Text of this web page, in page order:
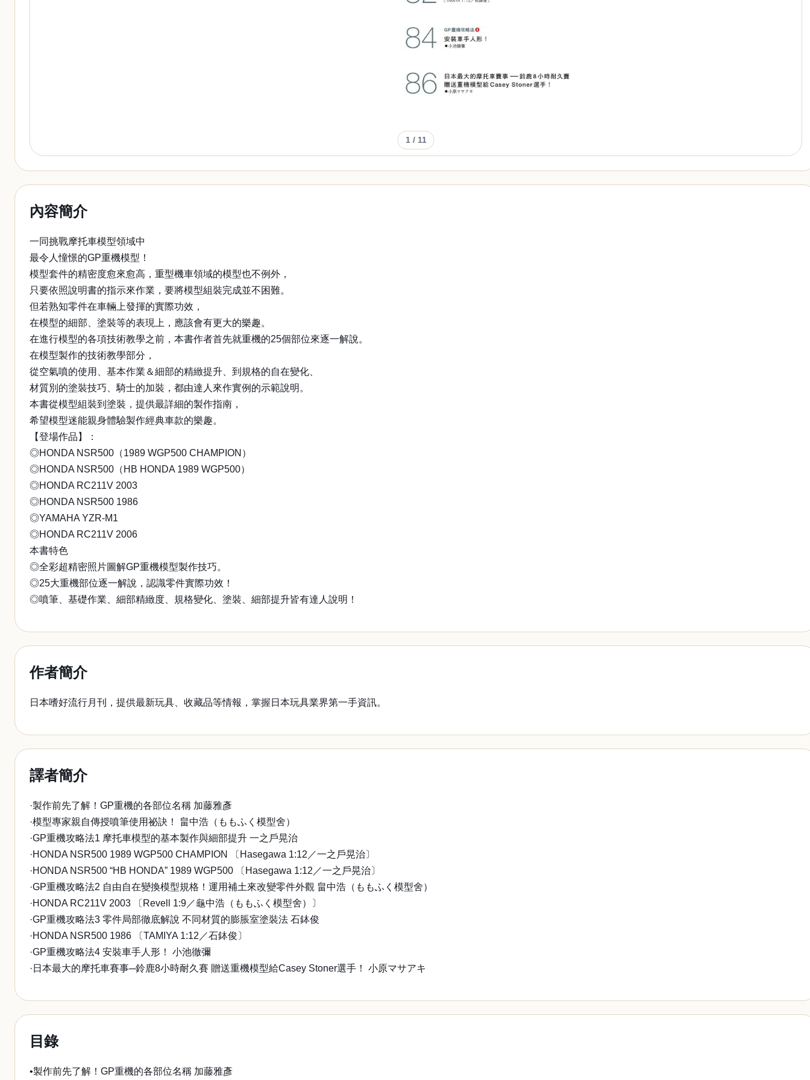
1/ 11
內容簡介
一同挑戰摩托車模型領域中
最令人憧憬的GP重機模型！
模型套件的精密度愈來愈高，重型機車領域的模型也不例外，
只要依照說明書的指示來作業，要將模型組裝完成並不困難。
但若熟知零件在車輛上發揮的實際功效，
在模型的細部、塗裝等的表現上，應該會有更大的樂趣。
在進行模型的各項技術教學之前，本書作者首先就重機的25個部位來逐一解說。
在模型製作的技術教學部分，
從空氣噴的使用、基本作業＆細部的精緻提升、到規格的自在變化、
材質別的塗裝技巧、騎士的加裝，都由達人來作實例的示範說明。
本書從模型組裝到塗裝，提供最詳細的製作指南，
希望模型迷能親身體驗製作經典車款的樂趣。
【登場作品】：
◎HONDA NSR500（1989 WGP500 CHAMPION）
◎HONDA NSR500（HB HONDA 1989 WGP500）
◎HONDA RC211V 2003
◎HONDA NSR500 1986
◎YAMAHA YZR-M1
◎HONDA RC211V 2006
本書特色
◎全彩超精密照片圖解GP重機模型製作技巧。
◎25大重機部位逐一解說，認識零件實際功效！
◎噴筆、基礎作業、細部精緻度、規格變化、塗裝、細部提升皆有達人說明！
作者簡介
日本嗜好流行月刊，提供最新玩具、收藏品等情報，掌握日本玩具業界第一手資訊。
譯者簡介
·製作前先了解！GP重機的各部位名稱 加藤雅彥
·模型專家親自傳授噴筆使用祕訣！ 畠中浩（ももふく模型舍）
·GP重機攻略法1 摩托車模型的基本製作與細部提升 一之戶晃治
·HONDA NSR500 1989 WGP500 CHAMPION 〔Hasegawa 1:12／一之戶晃治〕
·HONDA NSR500 “HB HONDA” 1989 WGP500 〔Hasegawa 1:12／一之戶晃治〕
·GP重機攻略法2 自由自在變換模型規格！運用補土來改變零件外觀 畠中浩（ももふく模型舍）
·HONDA RC211V 2003 〔Revell 1:9／龜中浩（ももふく模型舍）〕
·GP重機攻略法3 零件局部徹底解說 不同材質的膨脹室塗裝法 石鉢俊
·HONDA NSR500 1986 〔TAMIYA 1:12／石鉢俊〕
·GP重機攻略法4 安裝車手人形！ 小池徹彌
·日本最大的摩托車賽事─鈴鹿8小時耐久賽 贈送重機模型給Casey Stoner選手！ 小原マサアキ
目錄
•製作前先了解！GP重機的各部位名稱 加藤雅彥